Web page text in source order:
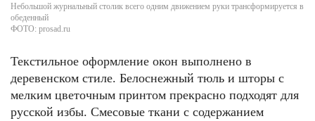
Небольшой журнальный столик всего одним движением руки трансформируется в
обеденный
ФОТО: prosad.ru
Текстильное оформление окон выполнено в
деревенском стиле. Белоснежный тюль и шторы с
мелким цветочным принтом прекрасно подходят для
русской избы. Смесовые ткани с содержанием